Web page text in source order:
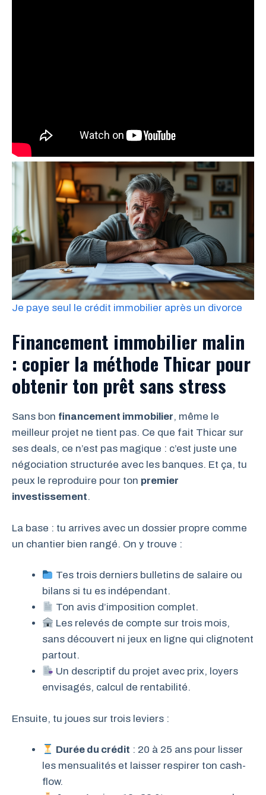
Je paye seul le crédit immobilier après un divorce
Financement immobilier malin
: copier la méthode Thicar pour
obtenir ton prêt sans stress
Sans bon financement immobilier, même le
meilleur projet ne tient pas. Ce que fait Thicar sur
ses deals, ce n’est pas magique : c’est juste une
négociation structurée avec les banques. Et ça, tu
peux le reproduire pour ton premier
investissement.
La base : tu arrives avec un dossier propre comme
un chantier bien rangé. On y trouve :
Tes trois derniers bulletins de salaire ou
bilans si tu es indépendant.
Ton avis d’imposition complet.
Les relevés de compte sur trois mois,
sans découvert ni jeux en ligne qui clignotent
partout.
Un descriptif du projet avec prix, loyers
envisagés, calcul de rentabilité.
Ensuite, tu joues sur trois leviers :
Durée du crédit : 20 à 25 ans pour lisser
les mensualités et laisser respirer ton cash-
flow.